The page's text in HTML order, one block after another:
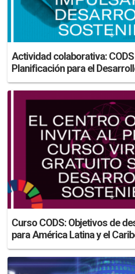
Actividad colaborativa:
Planificación para el
Curso CODS: Objetivos de
para América Latina y el